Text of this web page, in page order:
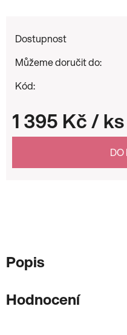
Dostupnost
Můžeme doručit do:
Kód:
1 395 Kč/ ks
Měrná cena:
DO
Popis
Hodnocení